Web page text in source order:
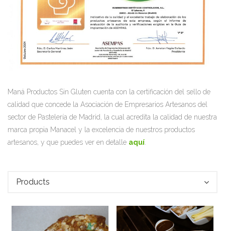
Maná Productos Sin Gluten cuenta con la certificación del sello de
calidad que concede la Asociación de Empresarios Artesanos del
sector de Pastelería de Madrid, la cual acredita la calidad de nuestra
marca propia Manacel y la excelencia de nuestros productos
artesanos, y que puedes ver en detalle aquí
Products